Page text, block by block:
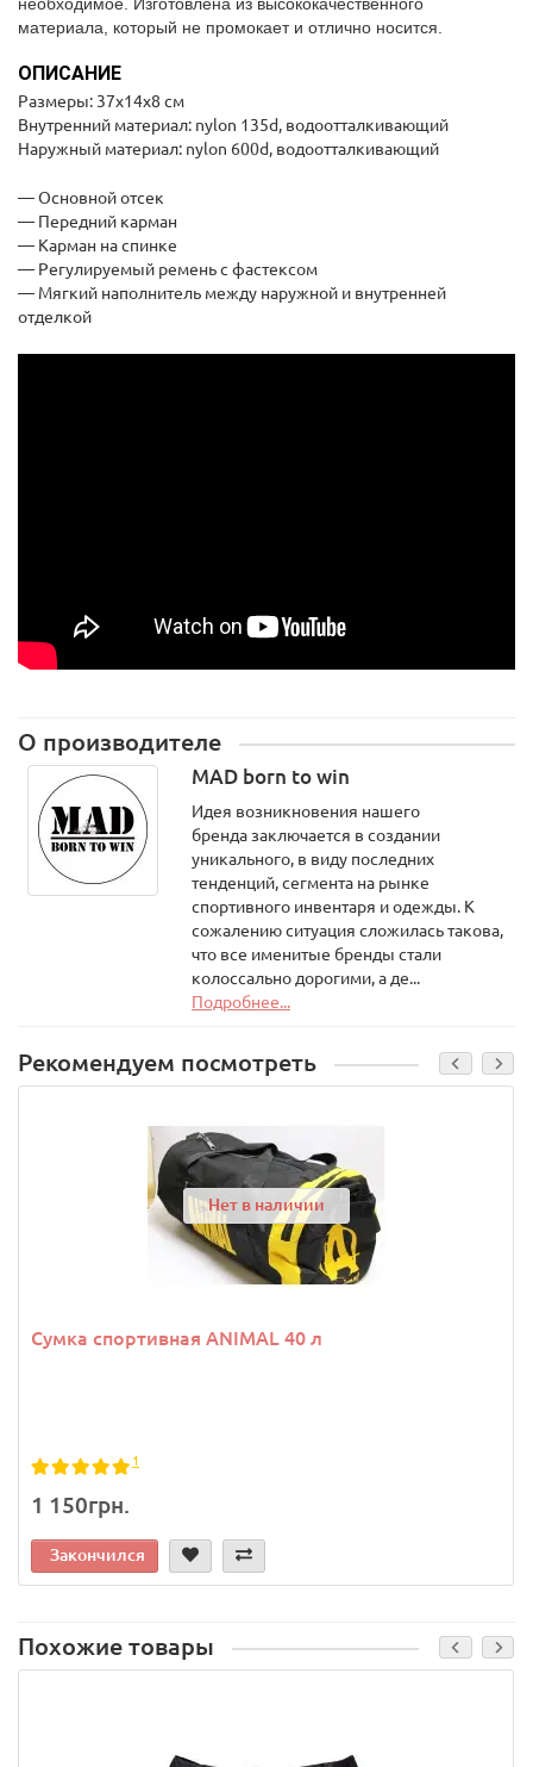
материала, который не промокает и отлично носится.
ОПИСАНИЕ
Размеры: 37х14х8 см
Внутренний материал: nylon 135d, водоотталкивающий
Наружный материал: nylon 600d, водоотталкивающий
— Основной отсек
— Передний карман
— Карман на спинке
— Регулируемый ремень с фастексом
— Мягкий наполнитель между наружной и внутренней
отделкой
О производителе
MAD born to win
Идея возникновения нашего
бренда заключается в создании
уникального, в виду последних
тенденций, сегмента на рынке
спортивного инвентаря и одежды. К
сожалению ситуация сложилась такова,
что все именитые бренды стали
колоссально дорогими, а де...
Подробнее...
Рекомендуем посмотреть
Нет в наличии
Сумка спортивная ANIMAL 40 л
1
1 150грн.
Закончился
Похожие товары